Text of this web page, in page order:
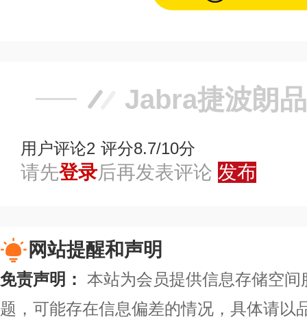
Jabra捷波朗
用户评论2 评分8.7/10分
请先登录后再发表评论 发布
网站提醒和声明
免责声明： 本站为会员提供信息存储空
题，可能存在信息偏差的情况，具体请以